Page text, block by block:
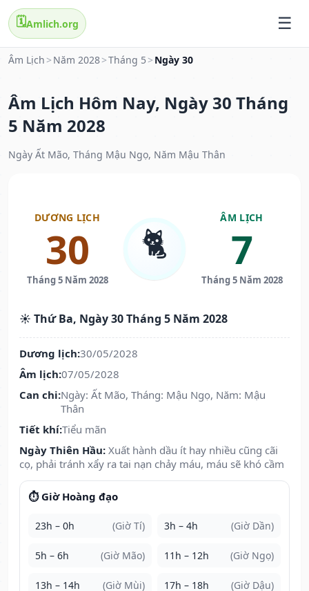
🗓️Amlich.org
Âm Lịch > Năm 2028>Tháng 5 > Ngày 30
Âm Lịch Hôm Nay, Ngày 30 Tháng
5 Năm 2028
Ngày Ất Mão, Tháng Mậu Ngọ, Năm Mậu Thân
DƯƠNG LỊCH
30
Tháng 5 Năm 2028
🐈
ÂM LỊCH
7
Tháng 5 Năm 2028
☀️ Thứ Ba, Ngày 30 Tháng 5 Năm 2028
Dương lịch:30/05/2028
Âm lịch:07/05/2028
Can chi:Ngày: Ất Mão, Tháng: Mậu Ngọ, Năm: Mậu
Thân
Tiết khí:Tiểu mãn
Ngày Thiên Hầu: Xuất hành dầu ít hay nhiều cũng cãi
cọ, phải tránh xẩy ra tai nạn chảy máu, máu sẽ khó cầm
⏱️ Giờ Hoàng đạo
23h – 0h (Giờ Tí) 3h – 4h (Giờ Dần)
5h – 6h (Giờ Mão) 11h – 12h (Giờ Ngọ)
13h – 14h (Giờ Mùi) 17h – 18h (Giờ Dậu)